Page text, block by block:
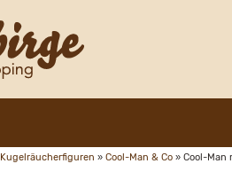
Kugelräucherfiguren » Cool-Man & Co » Cool-Man